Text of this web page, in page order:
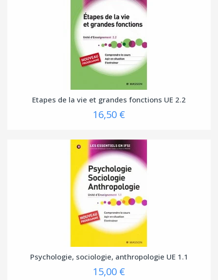
Etapes de la vie et grandes fonctions UE 2.2
16,50 €
Psychologie, sociologie, anthropologie UE 1.1
15,00 €